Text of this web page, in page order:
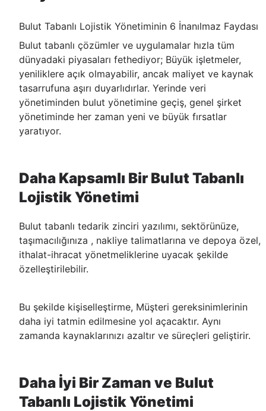
Bulut Tabanlı Lojistik Yönetiminin 6 İnanılmaz Faydası
Bulut tabanlı çözümler ve uygulamalar hızla tüm
dünyadaki piyasaları fethediyor; Büyük işletmeler,
yeniliklere açık olmayabilir, ancak maliyet ve kaynak
tasarrufuna aşırı duyarlıdırlar. Yerinde veri
yönetiminden bulut yönetimine geçiş, genel şirket
yönetiminde her zaman yeni ve büyük fırsatlar
yaratıyor.
Daha Kapsamlı Bir Bulut Tabanlı
Lojistik Yönetimi
Bulut tabanlı tedarik zinciri yazılımı, sektörünüze,
taşımacılığınıza , nakliye talimatlarına ve depoya özel,
ithalat-ihracat yönetmeliklerine uyacak şekilde
özelleştirilebilir.
Bu şekilde kişiselleştirme, Müşteri gereksinimlerinin
daha iyi tatmin edilmesine yol açacaktır. Aynı
zamanda kaynaklarınızı azaltır ve süreçleri geliştirir.
Daha İyi Bir Zaman ve Bulut
Tabanlı Lojistik Yönetimi